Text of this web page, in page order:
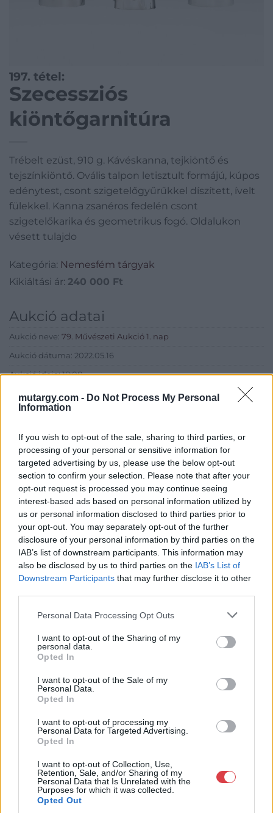
mutargy.com - Do Not Process My Personal
Information
If you wish to opt-out of the sale, sharing to third parties, or
processing of your personal or sensitive information for
targeted advertising by us, please use the below opt-out
section to confirm your selection. Please note that after your
opt-out request is processed you may continue seeing
interest-based ads based on personal information utilized by
us or personal information disclosed to third parties prior to
your opt-out. You may separately opt-out of the further
disclosure of your personal information by third parties on the
IAB’s list of downstream participants. This information may
also be disclosed by us to third parties on the IAB’s List of
Downstream Participants that may further disclose it to other
Personal Data Processing Opt Outs
I want to opt-out of the Sharing of my
personal data.
Opted In
I want to opt-out of the Sale of my
Personal Data.
Opted In
I want to opt-out of processing my
Personal Data for Targeted Advertising.
Opted In
I want to opt-out of Collection, Use,
Retention, Sale, and/or Sharing of my
Personal Data that Is Unrelated with the
Purposes for which it was collected.
Opted Out
197. tétel:
Szecessziós
kiöntőgarnitúra
Trébelt ezüst, 910 g. Kávéskanna, tejkiöntő és
tejszínkiöntő. Ovális talpon letisztult formájú, kúpos
edénytest, csont szigetelőgyűrűkkel díszített, ívelt
fülekkel. Kanna zsanéros fedelén csont
szigetelőkarika és geometrikus fogó. Oldalukon
vésett tulajdo
Kategória: Nemesfém tárgyak
Kikiáltási ár: 240 000 Ft
Aukció adatai
Aukció neve: 79. Művészeti Aukció 1. nap
Aukció dátuma: 2022.05.16
Aukció ideje: 18:00
Aukció helye: MOMkult Kulturális Központ
Tételszám: 197
Eladó adatai
Eladó:
BÁV ART Aukciósház és
Cím: BÁV ZRt.
1027 Budapest, Csalogány u.
23-33.
Telefon: (06 1) 331 0513
Weboldal:http://bav-art.hu
Bemutatkozás: Az ország legnagyobb múltú, 240 esztendeje
jogfolytonosan működő magyar vállalkozásaként a BÁV ZRt.
megbízhatóságával hagyományosan a magyar
megújult BÁV Aukciósház mára a magyarországi
műkereskedelem egyik legfontosabb színterévé, kereskedelmi
műkereskedelmi üzlethálózatával rendelkező BÁV ZRt.
felkészült munkatársai a hét hat napján állnak a műtárgyat
eladni, vagy venni kívánók rendelkezésére.
GALÉRIA TOVÁBBI MŰTÁRGYAI